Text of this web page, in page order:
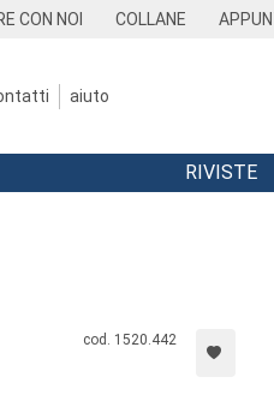
CON NOI COLLANE
aiuto
RIVISTE
cod. 1520.442